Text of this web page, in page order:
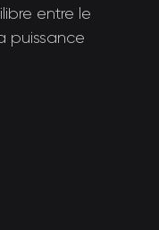
entre le
puissance